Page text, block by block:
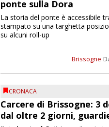
ponte sulla Dora
Brissogne
La storia del ponte è accessibile
stampato su una targhetta
su alcuni roll-up
CRONACA
Carcere di Brissogne: 3
dal oltre 2 giorni,